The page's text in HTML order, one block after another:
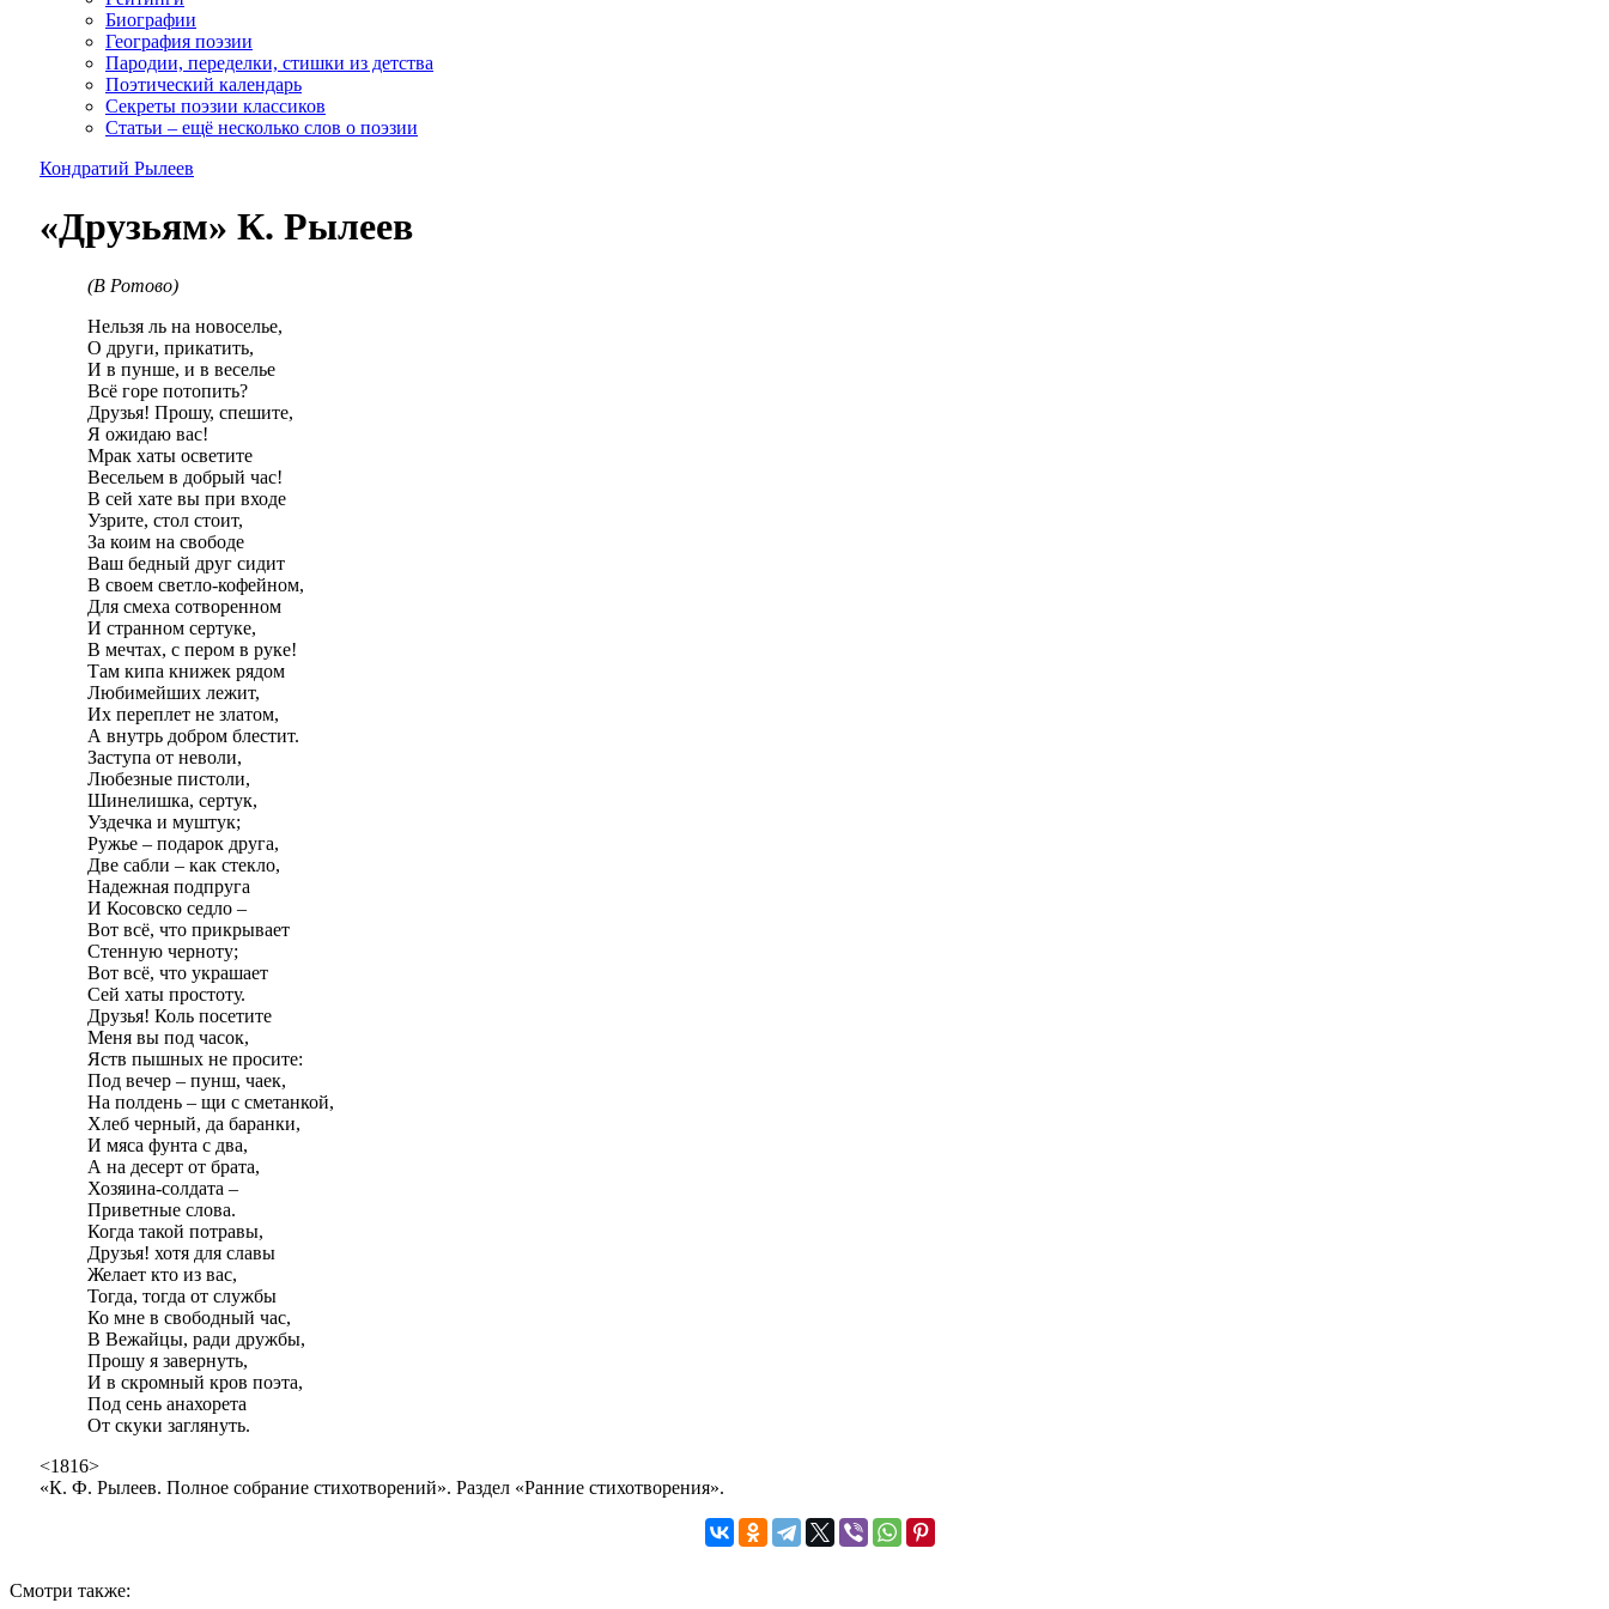
Биографии
География поэзии
Пародии, переделки, стишки из детства
Поэтический календарь
Секреты поэзии классиков
Статьи – ещё несколько слов о поэзии
Кондратий Рылеев
«Друзьям» К. Рылеев
(В Ротово)
Нельзя ль на новоселье,
О други, прикатить,
И в пунше, и в веселье
Всё горе потопить?
Друзья! Прошу, спешите,
Я ожидаю вас!
Мрак хаты осветите
Весельем в добрый час!
В сей хате вы при входе
Узрите, стол стоит,
За коим на свободе
Ваш бедный друг сидит
В своем светло-кофейном,
Для смеха сотворенном
И странном сертуке,
В мечтах, с пером в руке!
Там кипа книжек рядом
Любимейших лежит,
Их переплет не златом,
А внутрь добром блестит.
Заступа от неволи,
Любезные пистоли,
Шинелишка, сертук,
Уздечка и муштук;
Ружье – подарок друга,
Две сабли – как стекло,
Надежная подпруга
И Косовско седло –
Вот всё, что прикрывает
Стенную черноту;
Вот всё, что украшает
Сей хаты простоту.
Друзья! Коль посетите
Меня вы под часок,
Яств пышных не просите:
Под вечер – пунш, чаек,
На полдень – щи с сметанкой,
Хлеб черный, да баранки,
И мяса фунта с два,
А на десерт от брата,
Хозяина-солдата –
Приветные слова.
Когда такой потравы,
Друзья! хотя для славы
Желает кто из вас,
Тогда, тогда от службы
Ко мне в свободный час,
В Вежайцы, ради дружбы,
Прошу я завернуть,
И в скромный кров поэта,
Под сень анахорета
От скуки заглянуть.
<1816>
«К. Ф. Рылеев. Полное собрание стихотворений». Раздел «Ранние стихотворения».
Смотри также: